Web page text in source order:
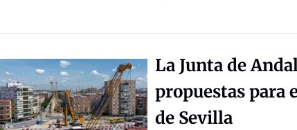
La Junta de
propuestas para
de Sevilla